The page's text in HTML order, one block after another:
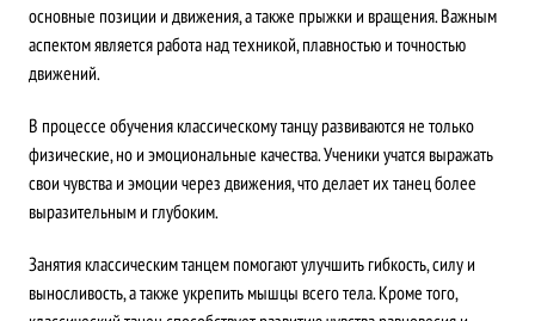
основные позиции и движения, а также прыжки и вращения. Важным
аспектом является работа над техникой, плавностью и точностью
движений.
В процессе обучения классическому танцу развиваются не только
физические, но и эмоциональные качества. Ученики учатся выражать
свои чувства и эмоции через движения, что делает их танец более
выразительным и глубоким.
Занятия классическим танцем помогают улучшить гибкость, силу и
выносливость, а также укрепить мышцы всего тела. Кроме того,